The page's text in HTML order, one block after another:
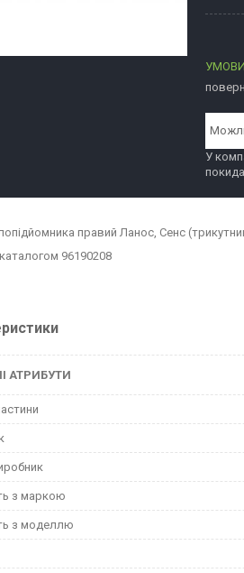
У
правий Ланос, Сенс
96190208
АТРИБУТИ
з маркою
з моделлю